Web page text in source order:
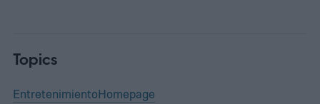
Topics
EntretenimientoHomepage